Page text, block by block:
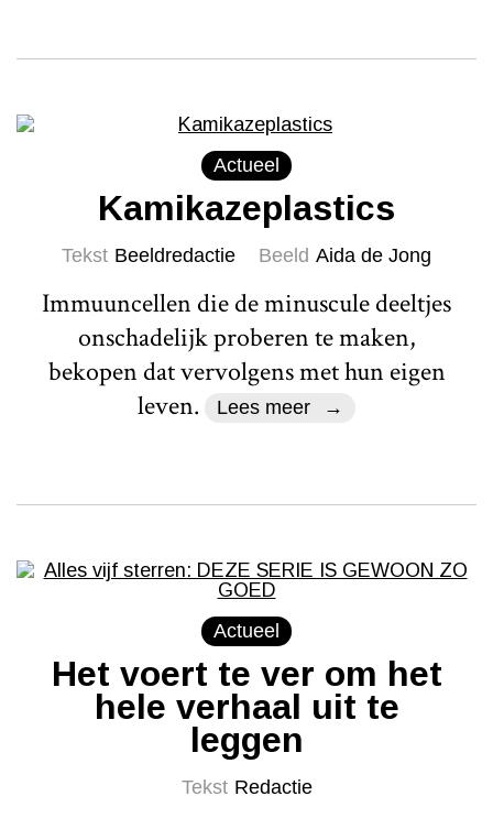
Actueel
Kamikazeplastics
Tekst Beeldredactie Beeld Aida de Jong
Immuuncellen die de minuscule deeltjes
onschadelijk proberen te maken,
bekopen dat vervolgens met hun eigen
leven.
Lees meer
Actueel
Het voert te ver om het
hele verhaal uit te
leggen
Tekst Redactie